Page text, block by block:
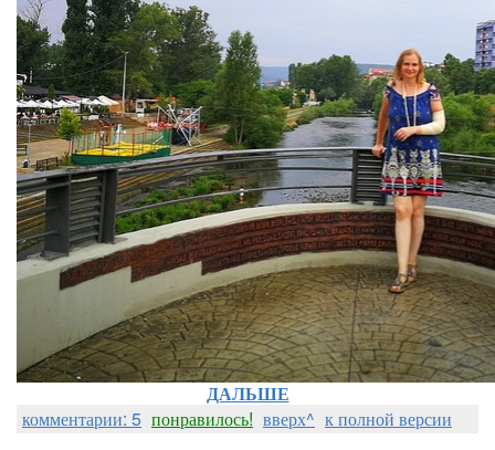
ДАЛЬШЕ
комментарии: 5 понравилось! вверх^ к полной версии